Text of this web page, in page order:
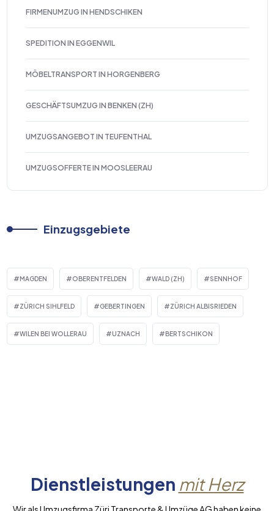
FIRMENUMZUG IN HENDSCHIKEN
SPEDITION IN EGGENWIL
MÖBELTRANSPORT IN HORGENBERG
GESCHÄFTSUMZUG IN BENKEN (ZH)
UMZUGSANGEBOT IN TEUFENTHAL
UMZUGSOFFERTE IN MOOSLEERAU
Einzugsgebiete
MAGDEN OBERENTFELDEN WALD (ZH) SENNHOF
ZÜRICH SIHLFELD GEBERTINGEN ZÜRICH ALBISRIEDEN
WILEN BEI WOLLERAU UZNACH BERTSCHIKON
Dienstleistungen mit Herz